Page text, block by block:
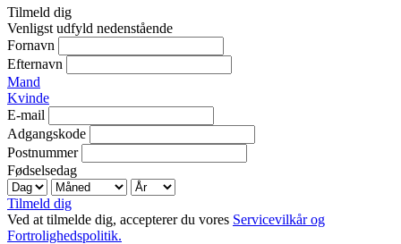
Tilmeld dig
Venligst udfyld nedenstående
Fornavn
Efternavn
Mand
Kvinde
E-mail
Adgangskode
Postnummer
Fødselsedag
Tilmeld dig
Ved at tilmelde dig, accepterer du vores Servicevilkår og
Fortrolighedspolitik.